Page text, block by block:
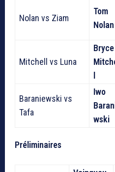
Nolan vs Ziam
Tom
Nolan
Mitchell vs Luna
Bryce
l
Baraniewski vs
Tafa
Iwo
wski
Préliminaires